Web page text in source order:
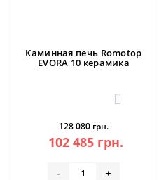
Каминная печь Romotop
EVORA 10 керамика
1
128 080 грн.
102 485 грн.
- +